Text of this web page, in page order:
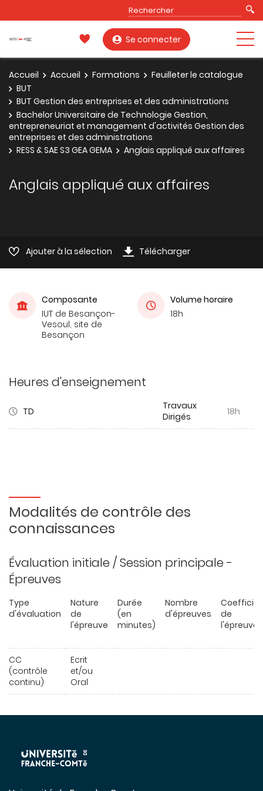
Se connecter
Accueil Accueil Formations
Feuilleter le catalogue
BUT
BUT Gestion des entreprises et des administrations
Bachelor Universitaire de Technologie Gestion,
entrepreneuriat et management d'activités Gestion des
entreprises et des administrations
RESS & SAE S3 GEA GEMA
Anglais appliqué aux affaires
Anglais appliqué aux affaires
Ajouter à la sélection Télécharger
Composante
IUT de Besançon-
Vesoul, site de
Besançon
Volume horaire
18h
Heures d'enseignement
TD
Travaux
Dirigés
18h
Modalités de contrôle des
connaissances
Évaluation initiale / Session principale -
Épreuves
Type
d'évaluation
Nature
de
l'épreuve
Durée
(en
minutes)
Nombre
d'épreuves
de
l'épreuve
CC
(contrôle
continu)
Ecrit
et/ou
Oral